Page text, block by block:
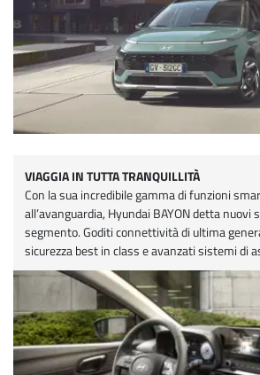
VIAGGIA IN TUTTA TRANQUILLITÀ
Con la sua incredibile gamma di funzioni
all’avanguardia, Hyundai BAYON detta nuovi
segmento. Goditi connettività di ultima
sicurezza best in class e avanzati sistemi di